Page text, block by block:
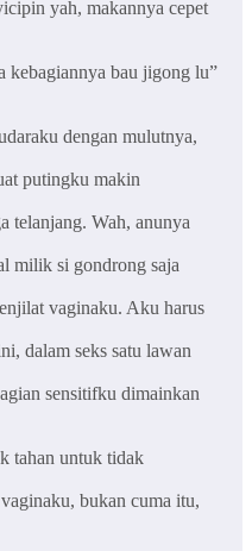
yah, makannya cepet
kebagiannya bau jigong lu”
dengan mulutnya,
putingku makin
telanjang. Wah, anunya
milik si gondrong saja
vaginaku. Aku harus
dalam seks satu lawan
sensitifku dimainkan
tahan untuk tidak
bukan cuma itu,